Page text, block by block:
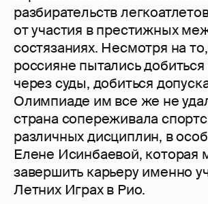
разбирательств
от участия в престижных
состязаниях. Несмотря на
россияне пытались
через суды, добиться
Олимпиаде им все же не
страна сопереживала
различных дисциплин, в
Елене Исинбаевой, которая
завершить карьеру именно
Летних Играх в Рио.